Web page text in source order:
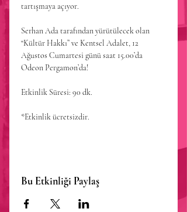
tartışmaya açıyor.
Serhan Ada tarafından yürütülecek olan
“Kültür Hakkı” ve Kentsel Adalet, 12
Ağustos Cumartesi günü saat 15.00’da
Odeon Pergamon’da!
Etkinlik Süresi: 90 dk.
*Etkinlik ücretsizdir.
Bu Etkinliği Paylaş